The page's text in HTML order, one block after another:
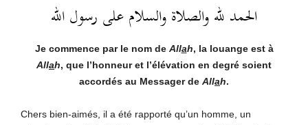
الحمد لله والصلاة والسلام على رسول الله
Je commence par le nom de Allah, la louange est à
Allah, que l’honneur et l’élévation en degré soient
accordés au Messager de Allah.
Chers bien-aimés, il a été rapporté qu’un homme, un